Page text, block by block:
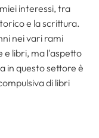
interessi, tra
e la scrittura.
nei vari rami
libri, ma l'aspetto
in questo settore è
di libri